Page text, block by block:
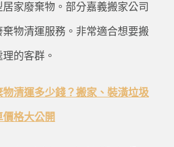
居家廢棄物。部分嘉義搬家公司
棄物清運服務。非常適合想要搬
的客群。
物清運多少錢？搬家、裝潢垃圾
格大公開